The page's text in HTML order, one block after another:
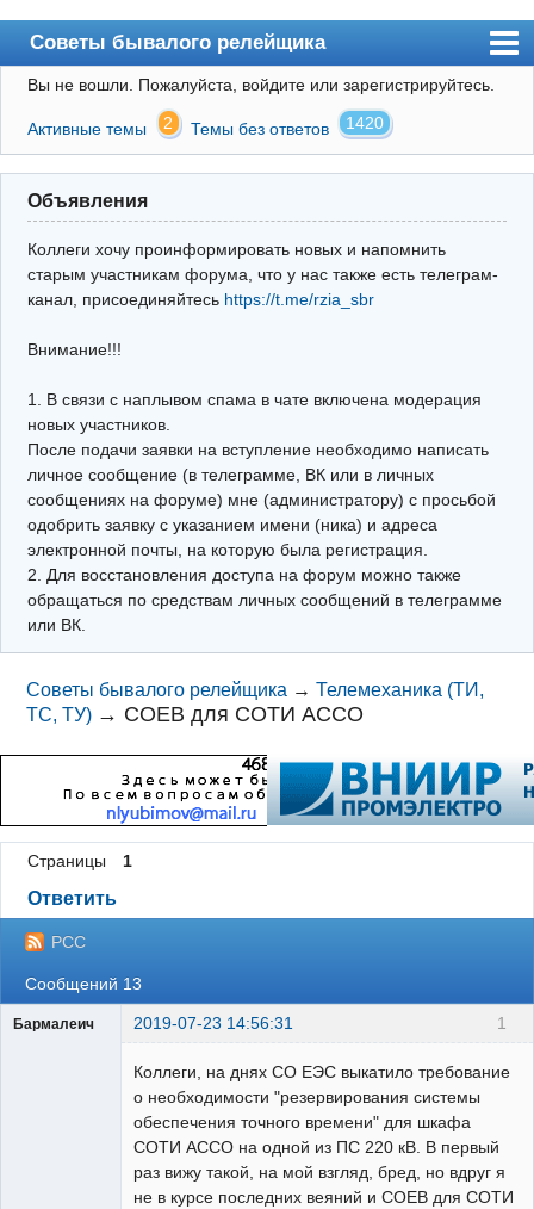
Советы бывалого релейщика
Форум
Правила
Поиск
Регистрация
Архив
Почта
Поиск релейщика
Видео РЗиА
Фотохостинг
Телеграм
Вы не вошли. Пожалуйста, войдите или зарегистрируйтесь.
Активные темы 2 Темы без ответов 1420
Объявления
Коллеги хочу проинформировать новых и напомнить
старым участникам форума, что у нас также есть телеграм-
канал, присоединяйтесь https://t.me/rzia_sbr
Внимание!!!
1. В связи с наплывом спама в чате включена модерация
новых участников.
После подачи заявки на вступление необходимо написать
личное сообщение (в телеграмме, ВК или в личных
сообщениях на форуме) мне (администратору) с просьбой
одобрить заявку с указанием имени (ника) и адреса
электронной почты, на которую была регистрация.
2. Для восстановления доступа на форум можно также
обращаться по средствам личных сообщений в телеграмме
или ВК.
Советы бывалого релейщика →Телемеханика (ТИ,
ТС, ТУ) → СОЕВ для СОТИ АССО
Страницы 1
Ответить
РСС
Сообщений 13
1
Бармалеич 2019-07-23 14:56:31
Коллеги, на днях СО ЕЭС выкатило требование
о необходимости "резервирования системы
обеспечения точного времени" для шкафа
СОТИ АССО на одной из ПС 220 кВ. В первый
раз вижу такой, на мой взгляд, бред, но вдруг я
не в курсе последних веяний и СОЕВ для СОТИ